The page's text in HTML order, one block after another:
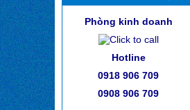
Phòng kinh doanh
Hotline
0918 906 709
0908 906 709